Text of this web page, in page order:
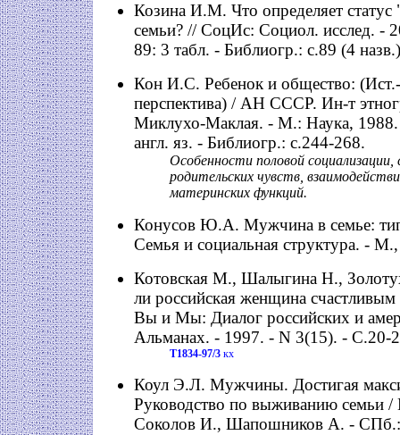
Козина И.М. Что определяет статус
семьи? // СоцИс: Социол. исслед. -
89: 3 табл. - Библиогр.: с.89 (4
Кон И.С. Ребенок и общество:
перспектива) / АН СССР. Ин-т
Миклухо-Маклая. - М.: Наука, 1988.
англ. яз. - Библиогр.: с.244-268.
Особенности половой социализации,
родительских чувств,
материнских функций.
Конусов Ю.А. Мужчина в семье:
Семья и социальная структура. -
Котовская М., Шалыгина Н.,
ли российская женщина
Вы и Мы: Диалог российских и
Альманах. - 1997. - N 3(15). - С.20-
Т1834-97/3 кх
Коул Э.Л. Мужчины. Достигая
Руководство по выживанию семьи /
Соколов И., Шапошников А. - СПб.: